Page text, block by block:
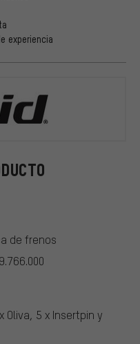
de frenos
5 x Insertpin y
experiencia
Avid